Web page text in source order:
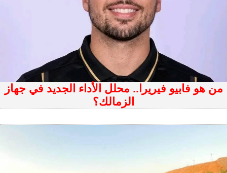
من هو فابيو فيريرا.. محلل الأداء الجديد في جهاز
الزمالك؟